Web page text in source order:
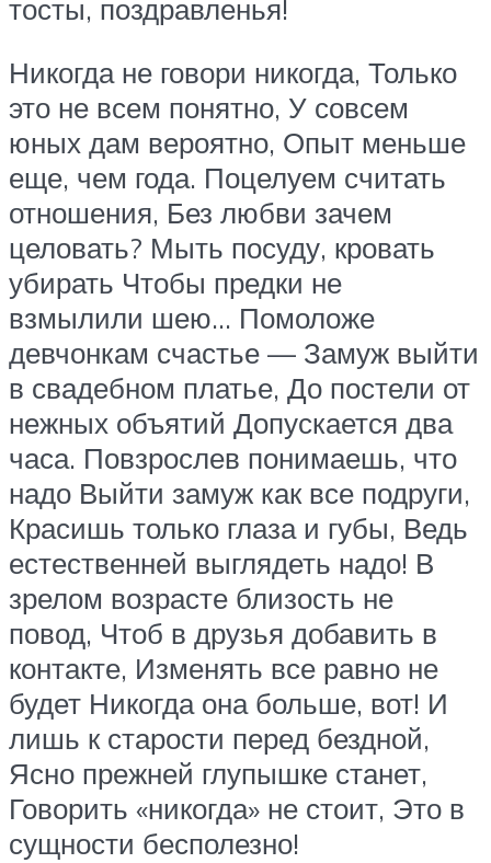
тосты, поздравленья!
Никогда не говори никогда, Только
это не всем понятно, У совсем
юных дам вероятно, Опыт меньше
еще, чем года. Поцелуем считать
отношения, Без любви зачем
целовать? Мыть посуду, кровать
убирать Чтобы предки не
взмылили шею… Помоложе
девчонкам счастье — Замуж выйти
в свадебном платье, До постели от
нежных объятий Допускается два
часа. Повзрослев понимаешь, что
надо Выйти замуж как все подруги,
Красишь только глаза и губы, Ведь
естественней выглядеть надо! В
зрелом возрасте близость не
повод, Чтоб в друзья добавить в
контакте, Изменять все равно не
будет Никогда она больше, вот! И
лишь к старости перед бездной,
Ясно прежней глупышке станет,
Говорить «никогда» не стоит, Это в
сущности бесполезно!